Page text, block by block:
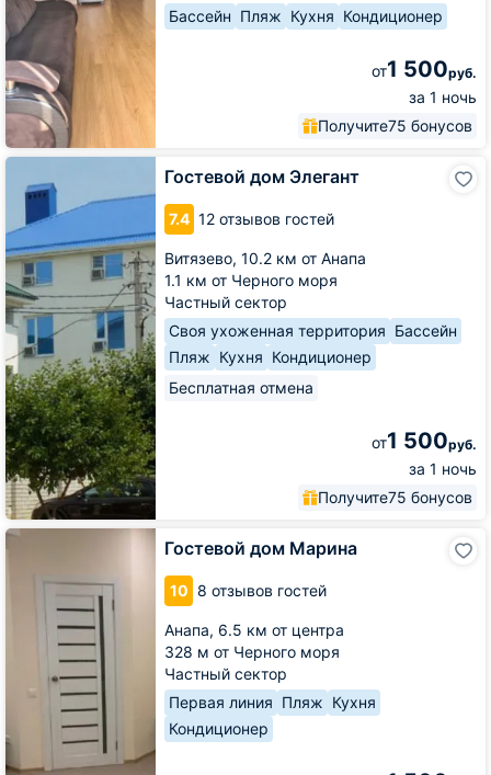
Бассейн Пляж Кухня Кондиционер
от1 500руб.
за 1 ночь
Получите75 бонусов
Гостевой дом Элегант
7.4 12 отзывов гостей
Витязево, 10.2 км от Анапа
1.1 км от Черного моря
Частный сектор
Своя ухоженная территория Бассейн
Пляж Кухня Кондиционер
Бесплатная отмена
от1 500руб.
за 1 ночь
Получите75 бонусов
Гостевой
дом
Элегант
Гостевой дом Марина
10 8 отзывов гостей
Анапа, 6.5 км от центра
328 м от Черного моря
Частный сектор
Первая линия Пляж Кухня
Кондиционер
Гостевой